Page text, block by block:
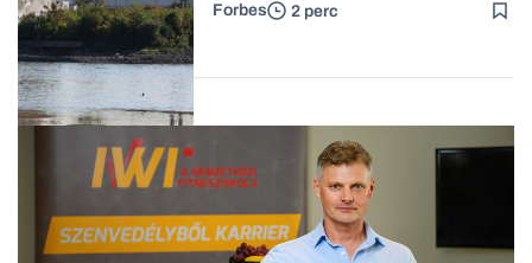
Forbes-sztori
Forbes 2 perc